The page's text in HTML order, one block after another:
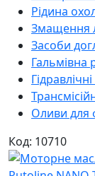
Рідина
Змащення
Засоби
Гальмівна
Оливи для
Код: 10710